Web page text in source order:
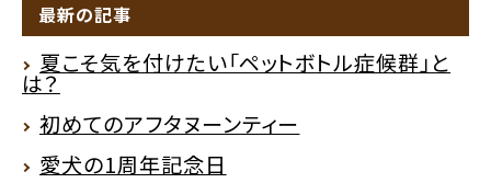
最新の記事
夏こそ気を付けたい「ペットボトル症候群」と
は？
初めてのアフタヌーンティー
愛犬の1周年記念日